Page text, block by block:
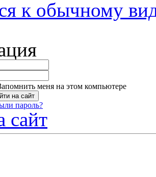
к обычному
меня на этом компьютере
пароль?
сайт